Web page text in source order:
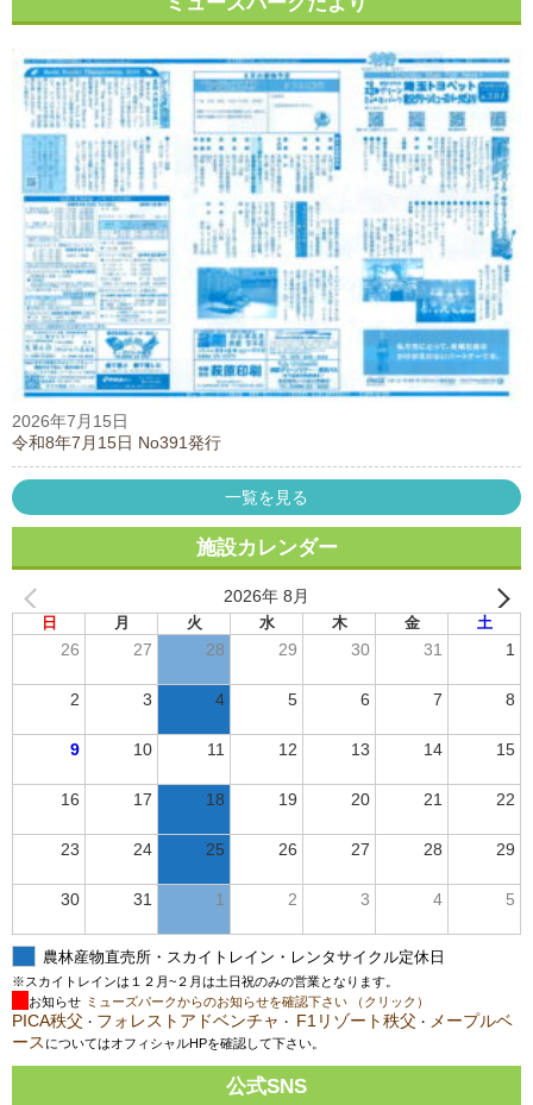
2026年7月15日
令和8年7月15日 No391発行
一覧を見る
施設カレンダー
2026年 8月
日 月 火 水 木 金 土
26 27 28 29 30 31 1
2 3 4 5 6 7 8
9 10 11 12 13 14 15
16 17 18 19 20 21 22
23 24 25 26 27 28 29
30 31 1 2 3 4 5
農林産物直売所・スカイトレイン・レンタサイクル定休日
※スカイトレインは１２月~２月は土日祝のみの営業となります。
お知らせ ミューズパークからのお知らせを確認下さい （クリック）
PICA秩父 ・ フォレストアドベンチャ ・ F1リゾート秩父 ・ メープルベ
ース についてはオフィシャルHPを確認して下さい。
公式SNS